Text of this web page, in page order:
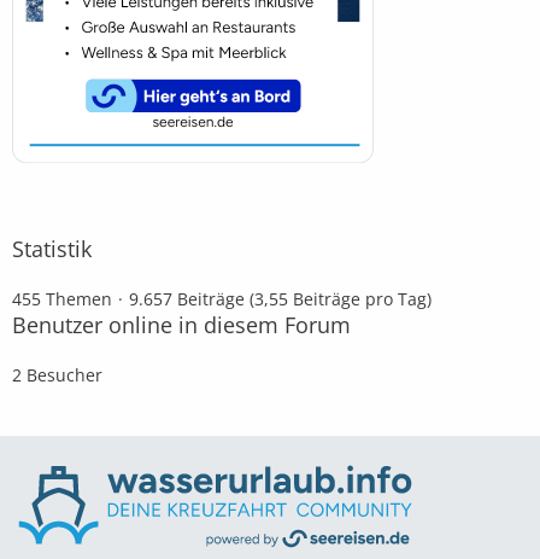
Statistik
455 Themen 9.657 Beiträge (3,55 Beiträge pro Tag)
Benutzer online in diesem Forum
2 Besucher